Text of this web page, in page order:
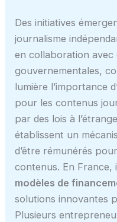
Des initiatives
journalisme
en collaboration avec
gouvernementales,
lumière l’importance
pour les contenus
par des lois à
établissent un
d’être rémunérés
contenus. En
modèles de
solutions innovantes
Plusieurs